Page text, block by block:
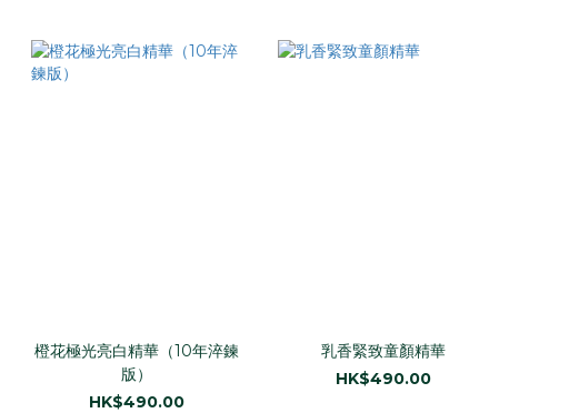
橙花極光亮白精華（10年淬鍊
版）​
HK$490.00
乳香緊致童顏精華
HK$490.00